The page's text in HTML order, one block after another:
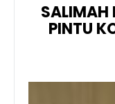
SALIMAH
PINTU